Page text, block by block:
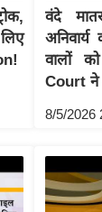
वंदे
वालों
Court ने
8/5/2026